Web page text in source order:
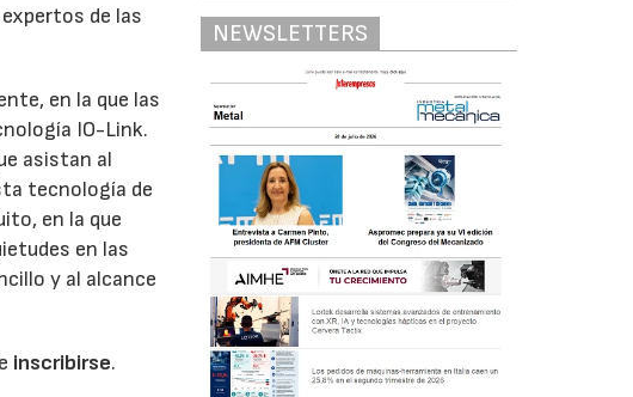
de las
en la que las
IO-Link.
asistan al
tecnología de
en la que
en las
y al alcance
inscribirse.
NEWSLETTERS